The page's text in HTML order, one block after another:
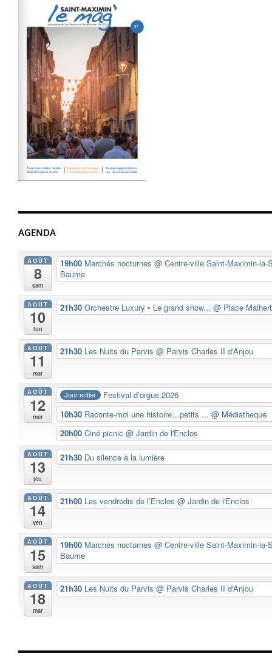
AGENDA
AOÛT
8
sam
19h00 Marchés nocturnes @ Centre-ville Saint-Maximin-la-
Baume
AOÛT
10
lun
21h30 Orchestre Luxury • Le grand show... @ Place
AOÛT
11
mar
21h30 Les Nuits du Parvis @ Parvis Charles II d'Anjou
AOÛT
12
mer
Jour entier
Festival d’orgue 2026
10h30 Raconte-moi une histoire…petits ... @ Médiatheque
20h00 Ciné picnic @ Jardin de l'Enclos
AOÛT
13
jeu
21h30 Du silence à la lumière
AOÛT
14
ven
21h00 Les vendredis de l’Enclos @ Jardin de l'Enclos
AOÛT
15
sam
19h00 Marchés nocturnes @ Centre-ville Saint-Maximin-la-
Baume
AOÛT
18
mar
21h30 Les Nuits du Parvis @ Parvis Charles II d'Anjou